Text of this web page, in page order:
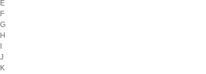
E
F
G
H
J
K